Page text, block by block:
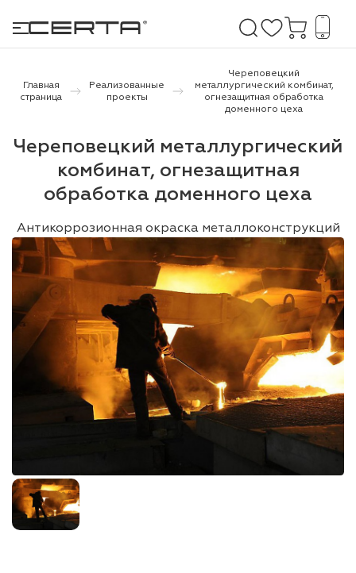
и дачи
бетону,
металлу
по
и эмали
Главная
страница
Реализованные
проекты
Череповецкий
металлургический комбинат,
огнезащитная обработка
доменного цеха
Череповецкий металлургический
комбинат, огнезащитная
обработка доменного цеха
Антикоррозионная окраска металлоконструкций